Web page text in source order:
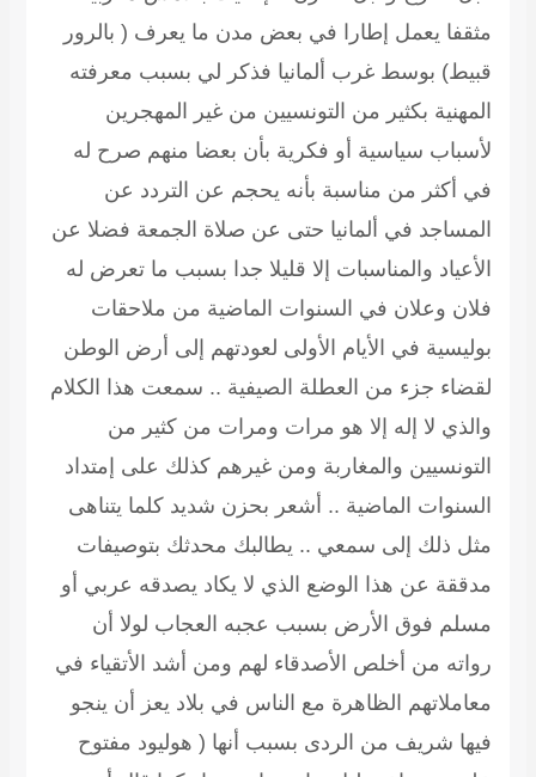
مثقفا يعمل إطارا في بعض مدن ما يعرف ( بالرور
قبيط) بوسط غرب ألمانيا فذكر لي بسبب معرفته
المهنية بكثير من التونسيين من غير المهجرين
لأسباب سياسية أو فكرية بأن بعضا منهم صرح له
في أكثر من مناسبة بأنه يحجم عن التردد عن
المساجد في ألمانيا حتى عن صلاة الجمعة فضلا عن
الأعياد والمناسبات إلا قليلا جدا بسبب ما تعرض له
فلان وعلان في السنوات الماضية من ملاحقات
بوليسية في الأيام الأولى لعودتهم إلى أرض الوطن
لقضاء جزء من العطلة الصيفية .. سمعت هذا الكلام
والذي لا إله إلا هو مرات ومرات من كثير من
التونسيين والمغاربة ومن غيرهم كذلك على إمتداد
السنوات الماضية .. أشعر بحزن شديد كلما يتناهى
مثل ذلك إلى سمعي .. يطالبك محدثك بتوصيفات
مدققة عن هذا الوضع الذي لا يكاد يصدقه عربي أو
مسلم فوق الأرض بسبب عجبه العجاب لولا أن
رواته من أخلص الأصدقاء لهم ومن أشد الأتقياء في
معاملاتهم الظاهرة مع الناس في بلاد يعز أن ينجو
فيها شريف من الردى بسبب أنها ( هوليود مفتوح